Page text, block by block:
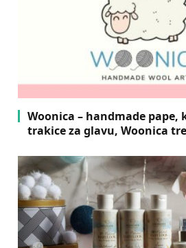
Woonica – handmade pape,
trakice za glavu, Woonica